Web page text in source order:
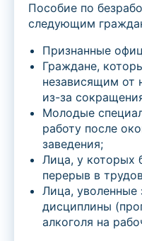
Пособие по
следующим
Признанные
Граждане,
независящим от
из-за
Молодые
работу после
заведения;
Лица, у которых
перерыв в
Лица, уволенные
дисциплины
алкоголя на